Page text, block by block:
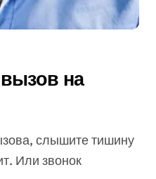
на
Или звонок